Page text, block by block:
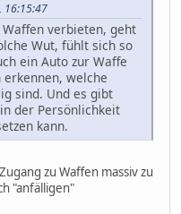
16:15:47
verbieten, geht
Wut, fühlt sich so
ein Auto zur Waffe
welche
sind. Und es gibt
der Persönlichkeit
kann.
zu Waffen massiv zu
"anfälligen"